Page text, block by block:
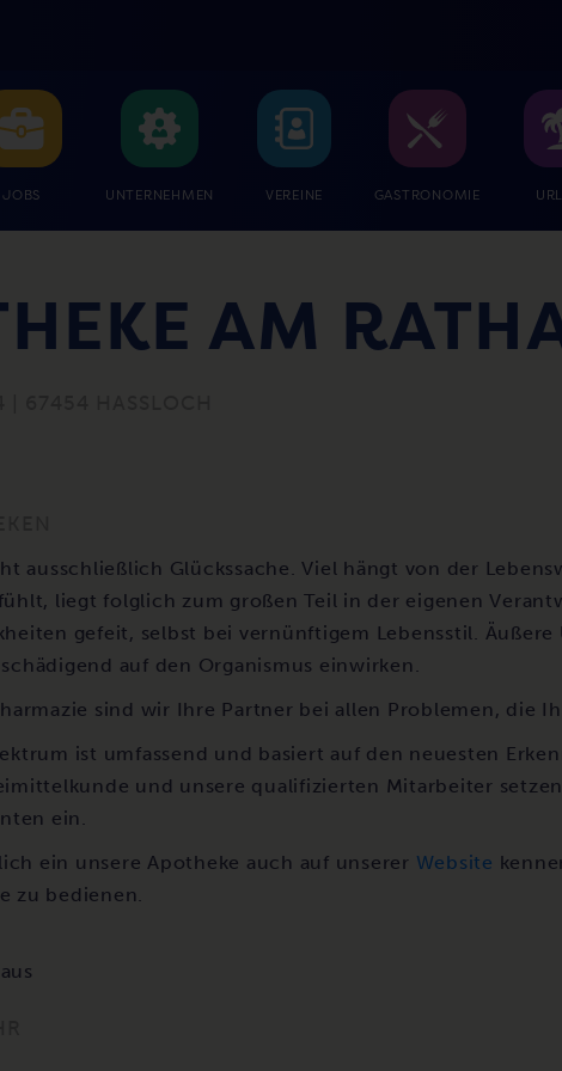
JOBS UNTERNEHMEN VEREINE GASTRONOMIE
AM
ausschließlich Glückssache. Viel hängt von der
liegt folglich zum großen Teil in der eigenen
gefeit, selbst bei vernünftigem Lebensstil.
auf den Organismus einwirken.
sind wir Ihre Partner bei allen Problemen, die
ist umfassend und basiert auf den neuesten
und unsere qualifizierten Mitarbeiter
ein.
ein unsere Apotheke auch auf unserer Website
zu bedienen.